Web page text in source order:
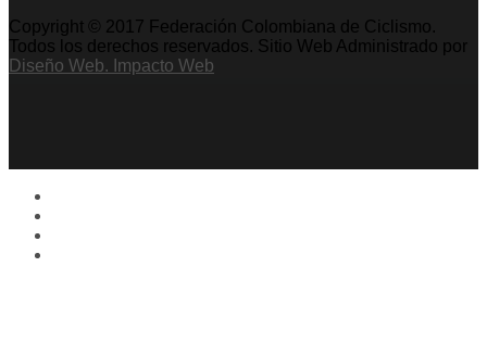
Copyright © 2017 Federación Colombiana de Ciclismo.
Todos los derechos reservados. Sitio Web Administrado por
Diseño Web. Impacto Web